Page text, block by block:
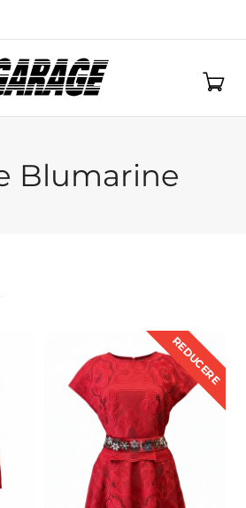
Blumarine
produsele in oferta!
femei
REDUCERE